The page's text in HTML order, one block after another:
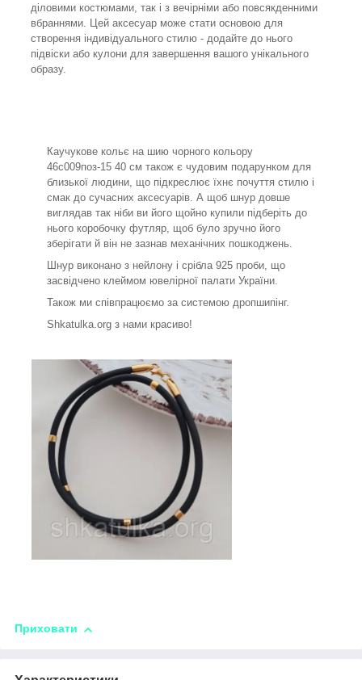
діловими костюмами, так і з вечірніми або повсякденними
вбраннями. Цей аксесуар може стати основою для
створення індивідуального стилю - додайте до нього
підвіски або кулони для завершення вашого унікального
образу.
Каучукове кольє на шию чорного кольору
46с009поз-15 40 см також є чудовим подарунком для
близької людини, що підкреслює їхнє почуття стилю і
смак до сучасних аксесуарів. А щоб шнур довше
виглядав так ніби ви його щойно купили підберіть до
нього коробочку футляр, щоб було зручно його
зберігати й він не зазнав механічних пошкоджень.
Шнур виконано з нейлону і срібла 925 проби, що
засвідчено клеймом ювелірної палати України.
Також ми співпрацюємо за системою дропшипінг.
Shkatulka.org з нами красиво!
Приховати